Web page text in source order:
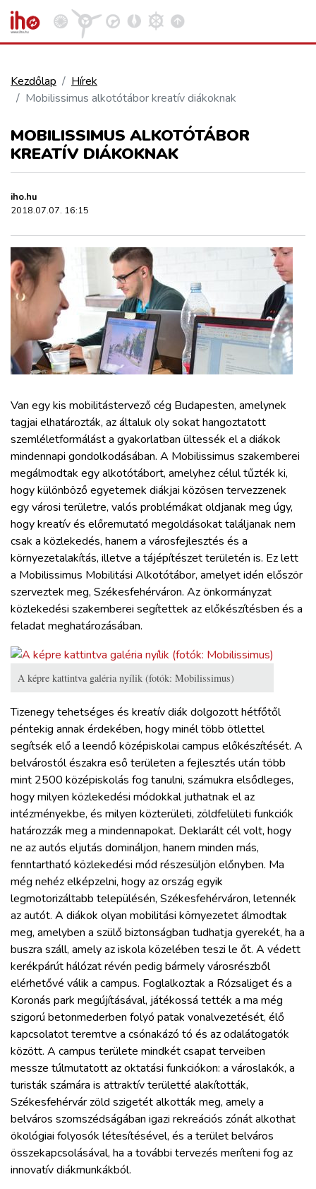
VASÚT
KÖZÚT
REPÜLÉS
KÖZLEKEDÉSFEJLESZTÉS
ELLÁTÁSI LÁNC
ZÖLDÚT
HAJÓZÁS
BLOG
ARCHÍVUM
WEBSHOP
BELÉPÉS
REGISZTRÁCIÓ
Kosár megtekintése
Kezdőlap
Hírek
Mobilissimus alkotótábor kreatív diákoknak
MOBILISSIMUS ALKOTÓTÁBOR
KREATÍV DIÁKOKNAK
iho.hu
2018.07.07. 16:15
Van egy kis mobilitástervező cég Budapesten, amelynek
tagjai elhatározták, az általuk oly sokat hangoztatott
szemléletformálást a gyakorlatban ültessék el a diákok
mindennapi gondolkodásában. A Mobilissimus szakemberei
megálmodtak egy alkotótábort, amelyhez célul tűzték ki,
hogy különböző egyetemek diákjai közösen tervezzenek
egy városi területre, valós problémákat oldjanak meg úgy,
hogy kreatív és előremutató megoldásokat találjanak nem
csak a közlekedés, hanem a városfejlesztés és a
környezetalakítás, illetve a tájépítészet területén is. Ez lett
a Mobilissimus Mobilitási Alkotótábor, amelyet idén először
szerveztek meg, Székesfehérváron. Az önkormányzat
közlekedési szakemberei segítettek az előkészítésben és a
feladat meghatározásában.
A képre kattintva galéria nyílik (fotók: Mobilissimus)
Tizenegy tehetséges és kreatív diák dolgozott hétfőtől
péntekig annak érdekében, hogy minél több ötlettel
segítsék elő a leendő középiskolai campus előkészítését. A
belvárostól északra eső területen a fejlesztés után több
mint 2500 középiskolás fog tanulni, számukra elsődleges,
hogy milyen közlekedési módokkal juthatnak el az
intézményekbe, és milyen közterületi, zöldfelületi funkciók
határozzák meg a mindennapokat. Deklarált cél volt, hogy
ne az autós eljutás domináljon, hanem minden más,
fenntartható közlekedési mód részesüljön előnyben. Ma
még nehéz elképzelni, hogy az ország egyik
legmotorizáltabb településén, Székesfehérváron, letennék
az autót. A diákok olyan mobilitási környezetet álmodtak
meg, amelyben a szülő biztonságban tudhatja gyerekét, ha a
buszra száll, amely az iskola közelében teszi le őt. A védett
kerékpárút hálózat révén pedig bármely városrészből
elérhetővé válik a campus. Foglalkoztak a Rózsaliget és a
Koronás park megújításával, játékossá tették a ma még
szigorú betonmederben folyó patak vonalvezetését, élő
kapcsolatot teremtve a csónakázó tó és az odalátogatók
között. A campus területe mindkét csapat terveiben
messze túlmutatott az oktatási funkciókon: a városlakók, a
turisták számára is attraktív területté alakították,
Székesfehérvár zöld szigetét alkották meg, amely a
belváros szomszédságában igazi rekreációs zónát alkothat
ökológiai folyosók létesítésével, és a terület belváros
összekapcsolásával, ha a további tervezés meríteni fog az
innovatív diákmunkákból.